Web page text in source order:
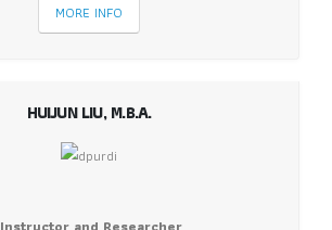
MORE INFO
HUIJUN LIU, M.B.A.